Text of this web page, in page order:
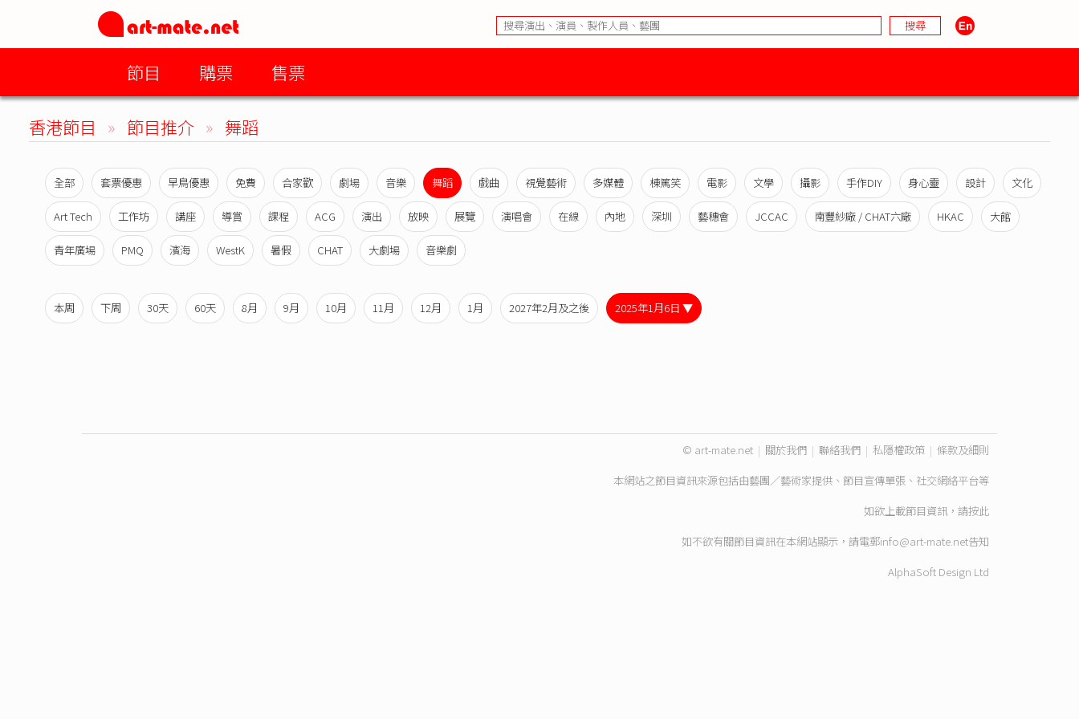
節目 購票 售票
香港節目 » 節目推介 » 舞蹈
全部 套票優惠 早鳥優惠 免費 合家歡 劇場 音樂 舞蹈 戲曲 視覺藝術 多媒體 棟篤笑 電影 文學 攝影 手作DIY 身心靈 設計 文化
Art Tech 工作坊 講座 導賞 課程 ACG 演出 放映 展覽 演唱會 在線 內地 深圳 藝穗會 JCCAC 南豐紗廠 / CHAT六廠 HKAC 大館
青年廣場 PMQ 濱海 WestK 暑假 CHAT 大劇場 音樂劇
本周 下周 30天 60天 8月 9月 10月 11月 12月 1月 2027年2月及之後 2025年1月6日 ▼
© art-mate.net | 關於我們 | 聯絡我們 | 私隱權政策 | 條款及細則
本網站之節目資訊來源包括由藝團／藝術家提供、節目宣傳單張、社交網絡平台等
如欲上載節目資訊，請按此
如不欲有關節目資訊在本網站顯示，請電郵info@art-mate.net告知
AlphaSoft Design Ltd